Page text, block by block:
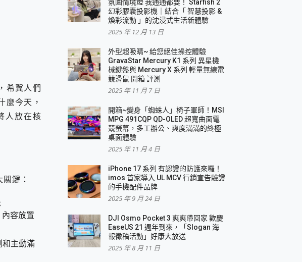
希冀人們
麼今天，
人放在核
鍵：
容放置
和主動滿
氛圍情境燈 我通通都要！ Starfish 2
幻彩膠囊投影機｜結合「 智慧投影 &
煥彩流動 」的沈浸式生活新體驗
2025 年 12 月 13 日
外型超吸晴~ 給您絕佳操控體驗
GravaStar Mercury K1 系列 異星機
械鍵盤與 Mercury X 系列 輕量無線電
競滑鼠 開箱 評測
2025 年 11 月 7 日
開箱~變身「蜘蛛人」椅子軍師！MSI
MPG 491CQP QD-OLED 超寬曲面電
競螢幕，多工辦公、爽度滿滿的終極
桌面體驗
2025 年 11 月 4 日
iPhone 17 系列 有認證的防護來囉！
imos 首家導入 UL MCV 行銷宣告驗證
的手機配件品牌
2025 年 9 月 24 日
DJI Osmo Pocket 3 爽爽帶回家 歡慶
EaseUS 21 週年到來，「Slogan 海
報徵稿活動」好康大放送
2025 年 8 月 11 日